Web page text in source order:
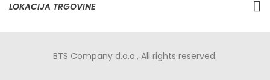
LOKACIJA TRGOVINE
BTS Company d.o.o., All rights reserved.